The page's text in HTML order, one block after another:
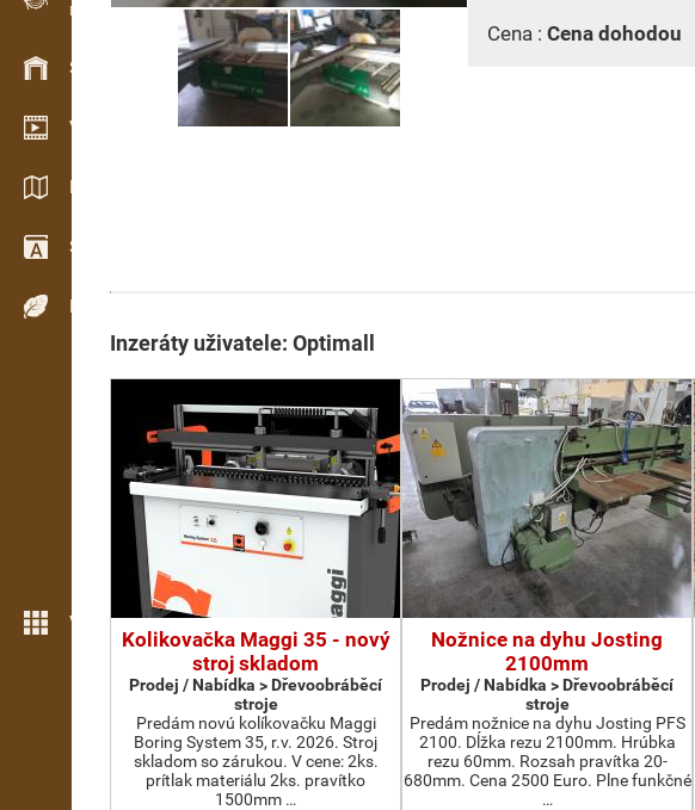
Evidence dřeva v terénu
Skladové hospodářství
Video showroom
Katalogy / Brožury
Slovník
Dřeviny
Více možností
Cena : Cena dohodou
Inzeráty uživatele: Optimall
Kolikovačka Maggi 35 - nový
stroj skladom
Prodej / Nabídka > Dřevoobráběcí
stroje
Predám novú kolíkovačku Maggi
Boring System 35, r.v. 2026. Stroj
skladom so zárukou. V cene: 2ks.
prítlak materiálu 2ks. pravítko
1500mm …
Nožnice na dyhu Josting
2100mm
Prodej / Nabídka > Dřevoobráběcí
stroje
Predám nožnice na dyhu Josting PFS
2100. Dĺžka rezu 2100mm. Hrúbka
rezu 60mm. Rozsah pravítka 20-
680mm. Cena 2500 Euro. Plne funkčné
…